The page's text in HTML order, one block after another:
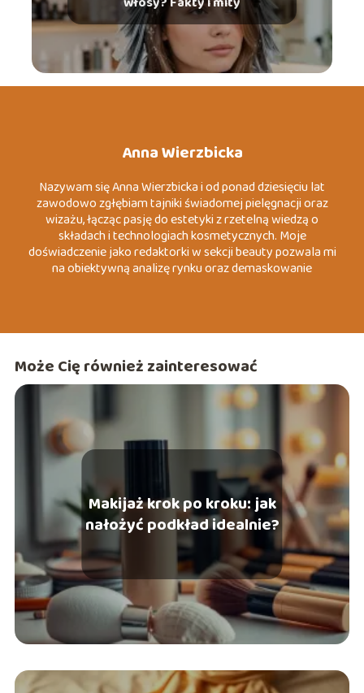
Anna Wierzbicka
Nazywam się Anna Wierzbicka i od ponad dziesięciu lat
zawodowo zgłębiam tajniki świadomej pielęgnacji oraz
wizażu, łącząc pasję do estetyki z rzetelną wiedzą o
składach i technologiach kosmetycznych. Moje
doświadczenie jako redaktorki w sekcji beauty pozwala mi
na obiektywną analizę rynku oraz demaskowanie
(slow fashion) oraz psychologią koloru wizerunku. Moim
wskazówek, które pomagają czytelnikom budować
pewność siebie poprzez autentyczny i przemyślany styl.
Może Cię również zainteresować
Makijaż krok po kroku: jak
nałożyć podkład idealnie?